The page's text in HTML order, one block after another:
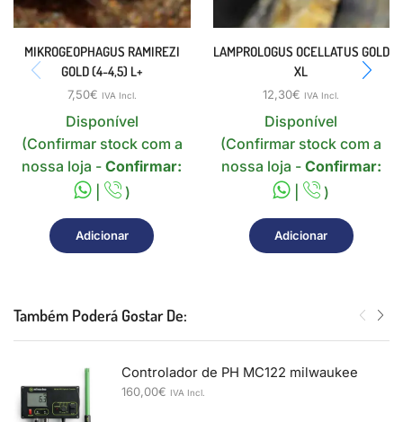
MIKROGEOPHAGUS RAMIREZI
GOLD (4-4,5) L+
7,50€ IVA Incl.
Disponível
(Confirmar stock com a
nossa loja -Confirmar:
|
)
Adicionar
LAMPROLOGUS OCELLATUS GOLD
XL
12,30€ IVA Incl.
Disponível
(Confirmar stock com a
nossa loja - Confirmar:
|
)
Adicionar
Também Poderá Gostar De:
Controlador de PH MC122 milwaukee
160,00€ IVA Incl.